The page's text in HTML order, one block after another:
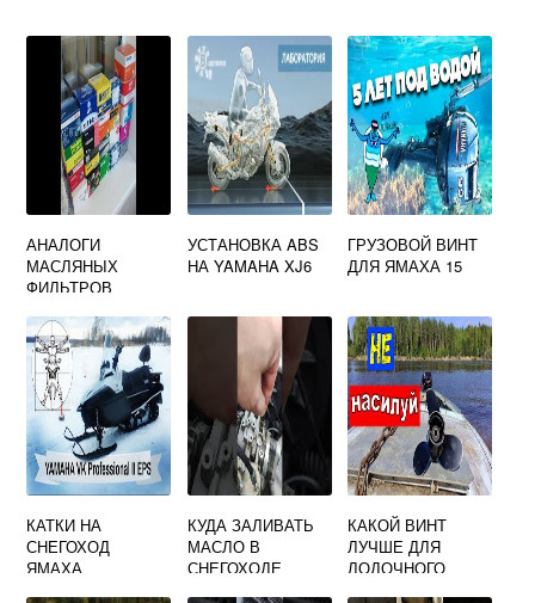
АНАЛОГИ
МАСЛЯНЫХ
ФИЛЬТРОВ
УСТАНОВКА ABS
НА YAMAHA XJ6
ГРУЗОВОЙ ВИНТ
ДЛЯ ЯМАХА 15
КАТКИ НА
СНЕГОХОД
ЯМАХА
КУДА ЗАЛИВАТЬ
МАСЛО В
СНЕГОХОДЕ
КАКОЙ ВИНТ
ЛУЧШЕ ДЛЯ
ЛОДОЧНОГО